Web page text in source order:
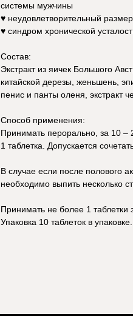
системы мужчины
♥ неудовлетворительный
♥ синдром хронической
Состав:
Экстракт из яичек Большого
китайской дерезы, женьшень,
пенис и панты оленя, экстракт
Способ применения:
Принимать перорально, за 10 –
1 таблетка. Допускается
В случае если после полового
необходимо выпить несколько
Принимать не более 1 таблетки
Упаковка 10 таблеток в упаковке.